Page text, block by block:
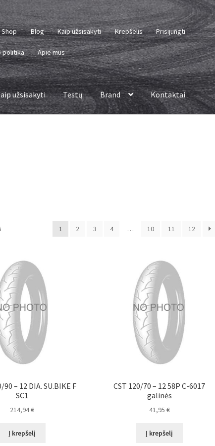
Shop Blog Kaip užsisakyti Krepšelis Prisijungti
politika Apie mus
užsisakyti Testų Brand Kontaktai
Rūšiuojama
1 2 3 4 … 10 11 12
– 12 DIA. SU.BIKE F
SC1
214,94€
Į krepšelį
CST 120/70 – 12 58P C-6017
galinės
41,95 €
Į krepšelį